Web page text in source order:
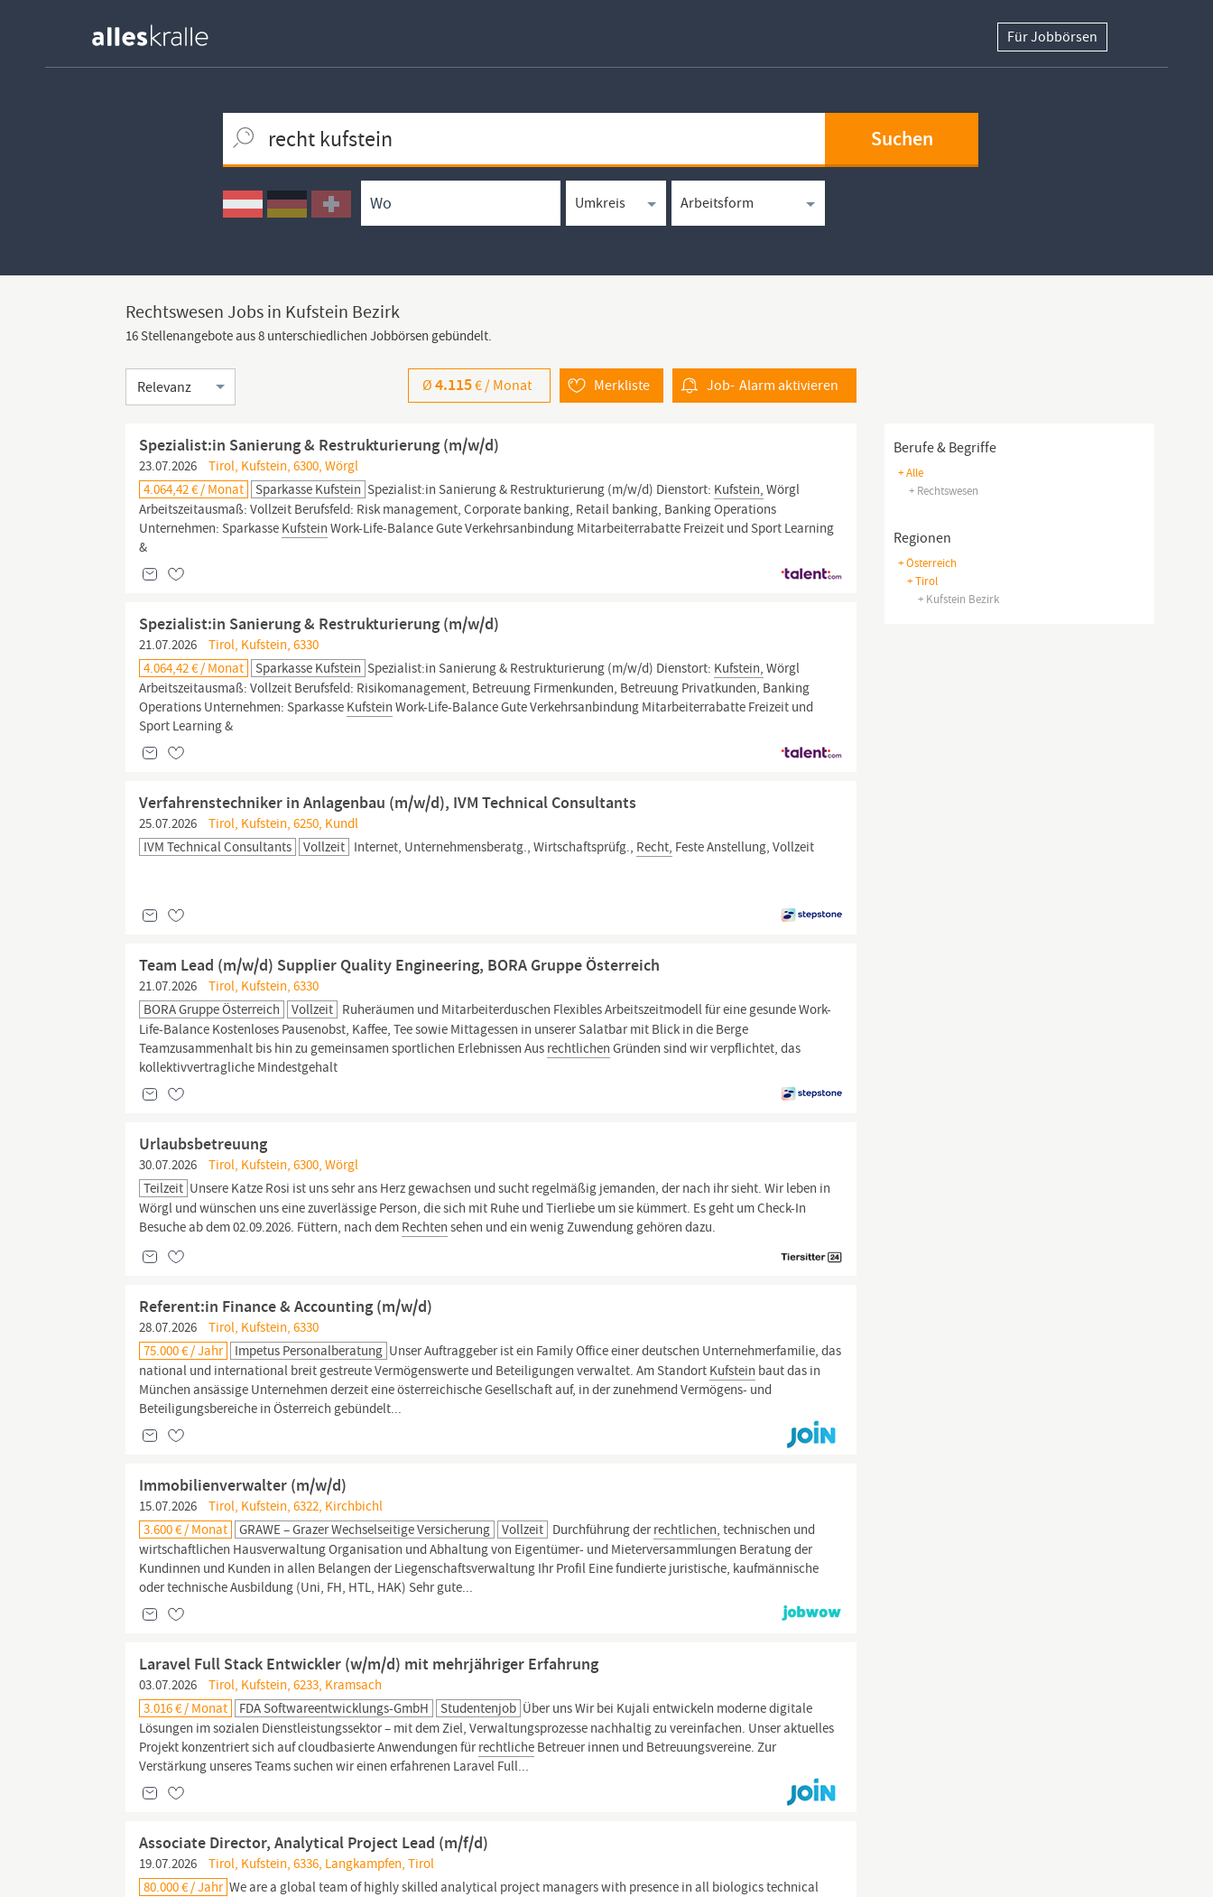
Für Jobbörsen
Ortssuche
Umkreissuche
Arbeitsform
Berufe & Begriffe
+ Alle
+ Rechtswesen
Regionen
+ Österreich
+ Tirol
+ Kufstein Bezirk
Rechtswesen Jobs in Kufstein Bezirk
16 Stellenangebote aus 8 unterschiedlichen Jobbörsen gebündelt.
Sortierung Job- Alarmaktivieren
Merkliste
Ø4.115€ / Monat
Spezialist:in Sanierung & Restrukturierung (m/w/d)
23.07.2026
Tirol, Kufstein, 6300, Wörgl
4.064,42 € / Monat
Sparkasse Kufstein Spezialist:in Sanierung & Restrukturierung (m/w/d) Dienstort: Kufstein, Wörgl
Arbeitszeitausmaß: Vollzeit Berufsfeld: Risk management, Corporate banking, Retail banking, Banking Operations
Unternehmen: Sparkasse Kufstein Work-Life-Balance Gute Verkehrsanbindung Mitarbeiter­rabatte Freizeit und Sport Learning
&
Spezialist:in Sanierung & Restrukturierung (m/w/d)
21.07.2026
Tirol, Kufstein, 6330
4.064,42 € / Monat
Sparkasse Kufstein Spezialist:in Sanierung & Restrukturierung (m/w/d) Dienstort: Kufstein, Wörgl
Arbeitszeitausmaß: Vollzeit Berufsfeld: Risikomanagement, Betreuung Firmenkunden, Betreuung Privatkunden, Banking
Operations Unternehmen: Sparkasse Kufstein Work-Life-Balance Gute Verkehrs­anbindung Mitarbeiter­rabatte Freizeit und
Sport Learning &
Verfahrenstechniker in Anlagenbau (m/w/d), IVM Technical Consultants
25.07.2026
Tirol, Kufstein, 6250, Kundl
IVM Technical Consultants
Vollzeit Internet, Unternehmensberatg., Wirtschaftsprüfg., Recht, Feste Anstellung, Vollzeit
Team Lead (m/w/d) Supplier Quality Engineering, BORA Gruppe Österreich
21.07.2026
Tirol, Kufstein, 6330
BORA Gruppe Österreich
Vollzeit Ruheräumen und Mitarbeiterduschen Flexibles Arbeitszeitmodell für eine gesunde Work-
Life-Balance Kostenloses Pausenobst, Kaffee, Tee sowie Mittagessen in unserer Salatbar mit Blick in die Berge
Teamzusammenhalt bis hin zu gemeinsamen sportlichen Erlebnissen Aus rechtlichen Gründen sind wir verpflichtet, das
kollektivvertragliche Mindestgehalt
Urlaubsbetreuung
30.07.2026
Tirol, Kufstein, 6300, Wörgl
Teilzeit Unsere Katze Rosi ist uns sehr ans Herz gewachsen und sucht regelmäßig jemanden, der nach ihr sieht. Wir leben in
Wörgl und wünschen uns eine zuverlässige Person, die sich mit Ruhe und Tierliebe um sie kümmert. Es geht um Check-In
Besuche ab dem 02.09.2026. Füttern, nach dem Rechten sehen und ein wenig Zuwendung gehören dazu.
Referent:in Finance & Accounting (m/w/d)
28.07.2026
Tirol, Kufstein, 6330
75.000 € / Jahr
Impetus Personalberatung Unser Auftraggeber ist ein Family Office einer deutschen Unternehmerfamilie, das
national und international breit gestreute Vermögenswerte und Beteiligungen verwaltet. Am Standort Kufstein baut das in
München ansässige Unternehmen derzeit eine österreichische Gesellschaft auf, in der zunehmend Vermögens- und
Beteiligungsbereiche in Österreich gebündelt...
Immobilienverwalter (m/w/d)
15.07.2026
Tirol, Kufstein, 6322, Kirchbichl
3.600 € / Monat
GRAWE – Grazer Wechselseitige Versicherung Vollzeit Durchführung derrechtlichen, technischen und
wirtschaftlichen Hausverwaltung Organisation und Abhaltung von Eigentümer- und Mieterversammlungen Beratung der
Kundinnen und Kunden in allen Belangen der Liegenschaftsverwaltung Ihr Profil Eine fundierte juristische, kaufmännische
oder technische Ausbildung (Uni, FH, HTL, HAK) Sehr gute...
Laravel Full Stack Entwickler (w/m/d) mit mehrjähriger Erfahrung
03.07.2026
Tirol, Kufstein, 6233, Kramsach
3.016 € / Monat
FDA Softwareentwicklungs-GmbH Studentenjob Über uns Wir bei Kujali entwickeln moderne digitale
Lösungen im sozialen Dienstleistungssektor – mit dem Ziel, Verwaltungsprozesse nachhaltig zu vereinfachen. Unser aktuelles
Projekt konzentriert sich auf cloudbasierte Anwendungen fürrechtliche Betreuer innen und Betreuungsvereine. Zur
Verstärkung unseres Teams suchen wir einen erfahrenen Laravel Full...
Associate Director, Analytical Project Lead (m/f/d)
19.07.2026
Tirol, Kufstein, 6336, Langkampfen, Tirol
80.000 € / Jahr We are a global team of highly skilled analytical project managers with presence in all biologics technical